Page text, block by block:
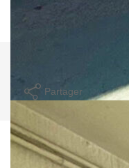
Partager